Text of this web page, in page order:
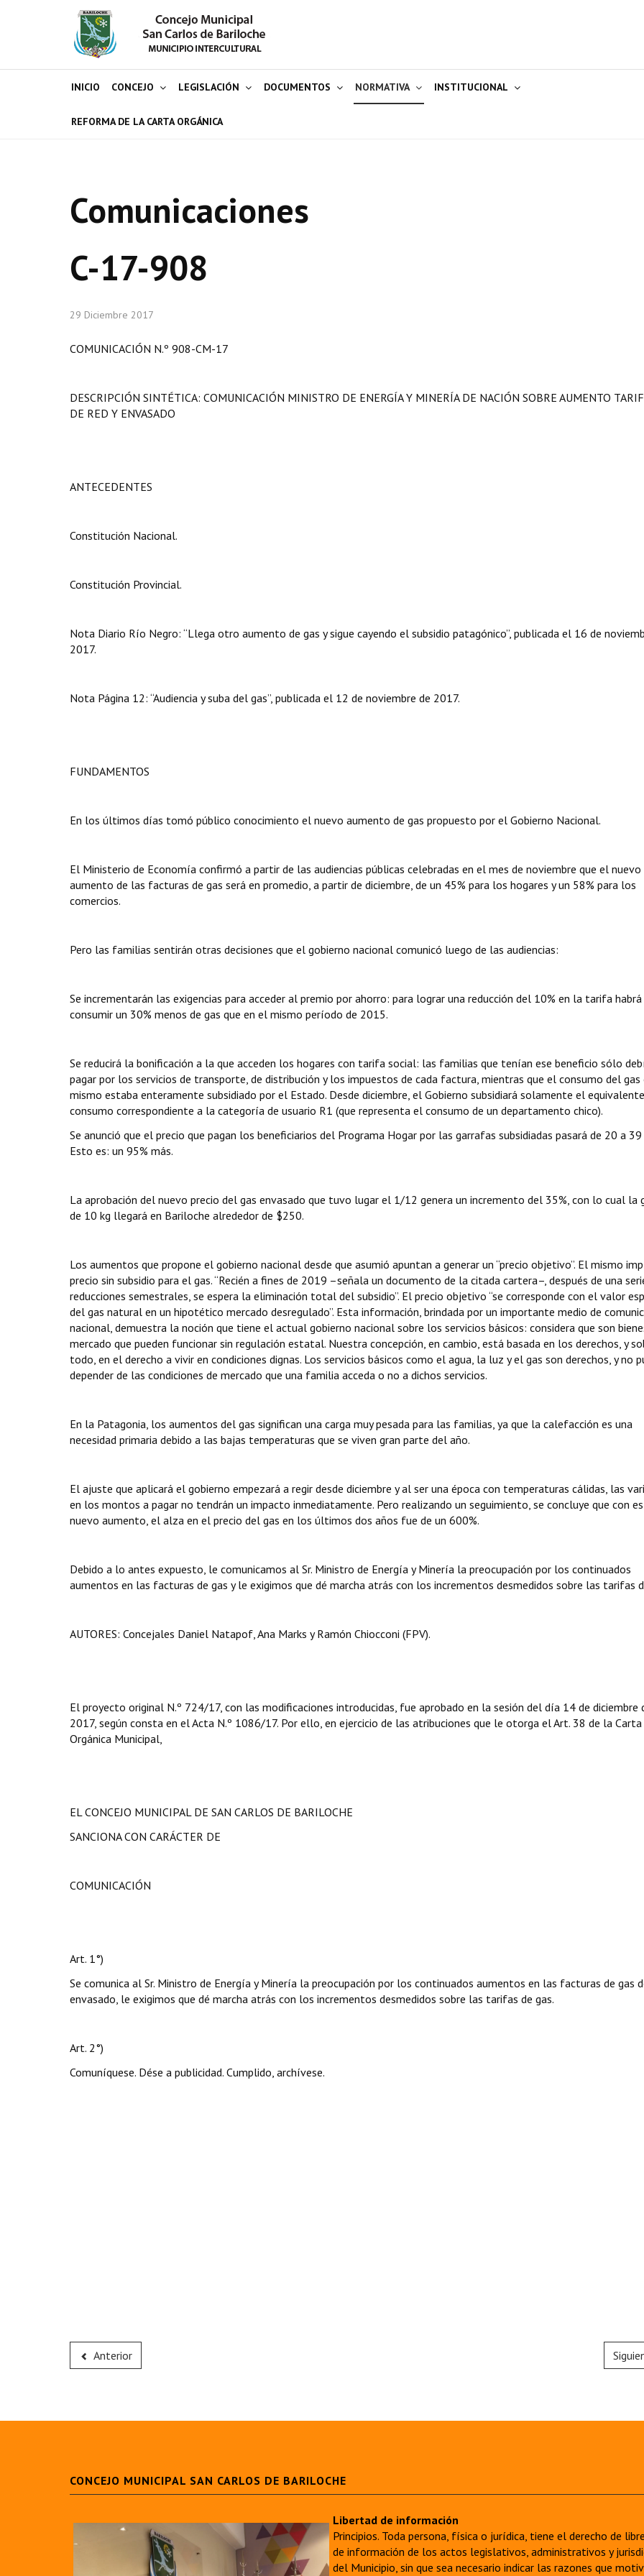
INICIO CONCEJO LEGISLACIÓN DOCUMENTOS NORMATIVA INSTITUCIONAL
REFORMA DE LA CARTA ORGÁNICA
Comunicaciones
C-17-908
29 Diciembre 2017
COMUNICACIÓN N.º 908-CM-17
DESCRIPCIÓN SINTÉTICA: COMUNICACIÓN MINISTRO DE ENERGÍA Y MINERÍA DE NACIÓN SOBRE AUMENTO
DE RED Y ENVASADO
ANTECEDENTES
Constitución Nacional.
Constitución Provincial.
Nota Diario Río Negro: “Llega otro aumento de gas y sigue cayendo el subsidio patagónico”, publicada el 16 de
2017.
Nota Página 12: “Audiencia y suba del gas”, publicada el 12 de noviembre de 2017.
FUNDAMENTOS
En los últimos días tomó público conocimiento el nuevo aumento de gas propuesto por el Gobierno Nacional.
El Ministerio de Economía confirmó a partir de las audiencias públicas celebradas en el mes de noviembre que el nuevo
aumento de las facturas de gas será en promedio, a partir de diciembre, de un 45% para los hogares y un 58% para los
comercios.
Pero las familias sentirán otras decisiones que el gobierno nacional comunicó luego de las audiencias:
Se incrementarán las exigencias para acceder al premio por ahorro: para lograr una reducción del 10% en la tarifa habrá
consumir un 30% menos de gas que en el mismo período de 2015.
Se reducirá la bonificación a la que acceden los hogares con tarifa social: las familias que tenían ese beneficio sólo
pagar por los servicios de transporte, de distribución y los impuestos de cada factura, mientras que el consumo del gas
mismo estaba enteramente subsidiado por el Estado. Desde diciembre, el Gobierno subsidiará solamente el
consumo correspondiente a la categoría de usuario R1 (que representa el consumo de un departamento chico).
Se anunció que el precio que pagan los beneficiarios del Programa Hogar por las garrafas subsidiadas pasará de 20 a 39
Esto es: un 95% más.
La aprobación del nuevo precio del gas envasado que tuvo lugar el 1/12 genera un incremento del 35%, con lo cual la
de 10 kg llegará en Bariloche alrededor de $250.
Los aumentos que propone el gobierno nacional desde que asumió apuntan a generar un “precio objetivo”. El mismo
precio sin subsidio para el gas. “Recién a fines de 2019 –señala un documento de la citada cartera–, después de una
reducciones semestrales, se espera la eliminación total del subsidio”. El precio objetivo “se corresponde con el valor
del gas natural en un hipotético mercado desregulado”. Esta información, brindada por un importante medio de
nacional, demuestra la noción que tiene el actual gobierno nacional sobre los servicios básicos: considera que son
mercado que pueden funcionar sin regulación estatal. Nuestra concepción, en cambio, está basada en los derechos, y
todo, en el derecho a vivir en condiciones dignas. Los servicios básicos como el agua, la luz y el gas son derechos, y no
depender de las condiciones de mercado que una familia acceda o no a dichos servicios.
En la Patagonia, los aumentos del gas significan una carga muy pesada para las familias, ya que la calefacción es una
necesidad primaria debido a las bajas temperaturas que se viven gran parte del año.
El ajuste que aplicará el gobierno empezará a regir desde diciembre y al ser una época con temperaturas cálidas, las
en los montos a pagar no tendrán un impacto inmediatamente. Pero realizando un seguimiento, se concluye que con
nuevo aumento, el alza en el precio del gas en los últimos dos años fue de un 600%.
Debido a lo antes expuesto, le comunicamos al Sr. Ministro de Energía y Minería la preocupación por los continuados
aumentos en las facturas de gas y le exigimos que dé marcha atrás con los incrementos desmedidos sobre las tarifas
AUTORES: Concejales Daniel Natapof, Ana Marks y Ramón Chiocconi (FPV).
El proyecto original N.º 724/17, con las modificaciones introducidas, fue aprobado en la sesión del día 14 de diciembre
2017, según consta en el Acta N.º 1086/17. Por ello, en ejercicio de las atribuciones que le otorga el Art. 38 de la Carta
Orgánica Municipal,
EL CONCEJO MUNICIPAL DE SAN CARLOS DE BARILOCHE
SANCIONA CON CARÁCTER DE
COMUNICACIÓN
Art. 1°)
Se comunica al Sr. Ministro de Energía y Minería la preocupación por los continuados aumentos en las facturas de gas
envasado, le exigimos que dé marcha atrás con los incrementos desmedidos sobre las tarifas de gas.
Art. 2°)
Comuníquese. Dése a publicidad. Cumplido, archívese.
Anterior
CONCEJO MUNICIPAL SAN CARLOS DE BARILOCHE
Libertad de información
Principios. Toda persona, física o jurídica, tiene el derecho de
de información de los actos legislativos, administrativos y
del Municipio, sin que sea necesario indicar las razones que